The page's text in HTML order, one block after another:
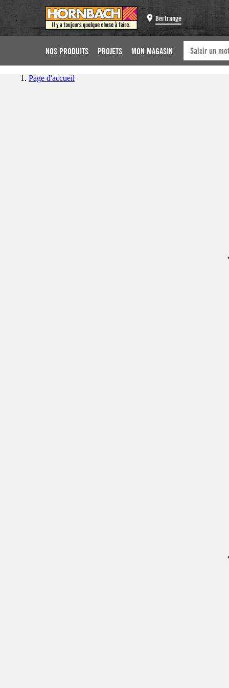
Bertrange
NOS PRODUITS PROJETS MON MAGASIN
Page d'accueil